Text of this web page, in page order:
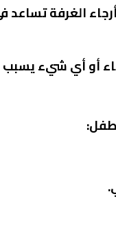
الغرفة تساعد
أو أي شيء يسبب